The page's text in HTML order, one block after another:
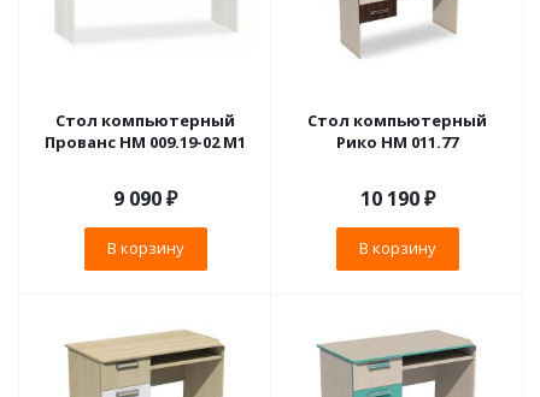
Стол компьютерный
Прованс НМ 009.19-02 М1
9 090₽
В корзину
Стол компьютерный
Рико НМ 011.77
10 190₽
В корзину